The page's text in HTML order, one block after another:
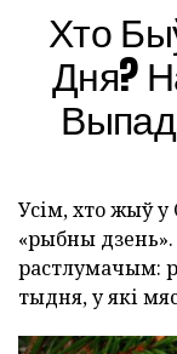
Хто
Дня?
Усім, хто жыў у
«рыбны дзень».
растлумачым:
тыдня, у які